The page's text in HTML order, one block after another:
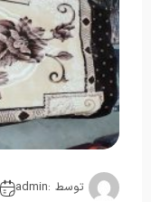
توسط :admin